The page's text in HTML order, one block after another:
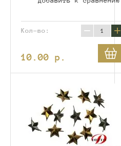
Кол-во: − +
10.00 p.